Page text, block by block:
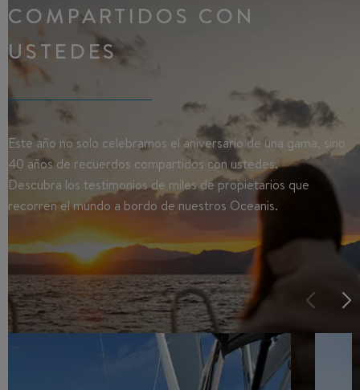
COMPARTIDOS CON
USTEDES
Este año no solo celebramos el aniversario de una gama, sino
40 años de recuerdos compartidos con ustedes.
Descubra los testimonios de miles de propietarios que
recorren el mundo a bordo de nuestros Oceanis.